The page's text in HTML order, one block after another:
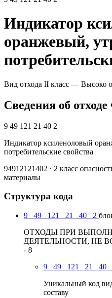
Индикатор
оранжевый,
Вид отхода II класс — Высоко
Сведения об
9 49 121 21 40 2
Индикатор ксиленоловый
потребительские свойства
94912121402 · 2 класс
материалы
Структура кода
9 49 121 21 40 2
ОТХОДЫ ПРИ
ДЕЯТЕЛЬНОСТИ, НЕ
- 8
9
49 121 21 40
Уникальный код
составу